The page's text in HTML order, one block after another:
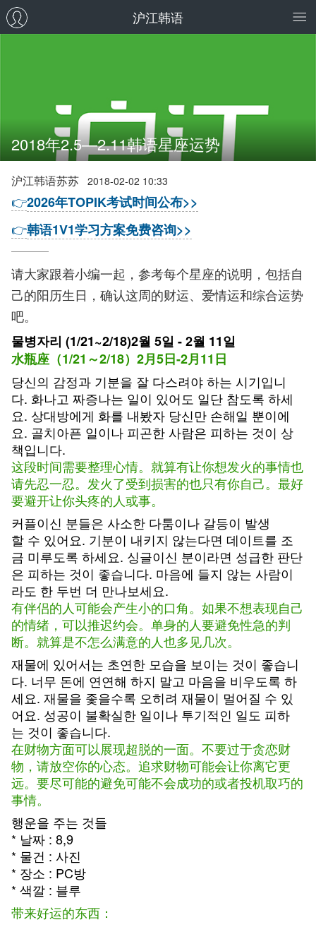
沪江韩语
2018年2.5—2.11韩语星座运势
沪江韩语苏苏 2018-02-02 10:33
👉2026年TOPIK考试时间公布>>
👉韩语1V1学习方案免费咨询>>
请大家跟着小编一起，参考每个星座的说明，包括自
己的阳历生日，确认这周的财运、爱情运和综合运势
吧。
물병자리 (1/21~2/18)2월 5일 - 2월 11일
水瓶座（1/21～2/18）2月5日-2月11日
당신의 감정과 기분을 잘 다스려야 하는 시기입니
다. 화나고 짜증나는 일이 있어도 일단 참도록 하세
요. 상대방에게 화를 내봤자 당신만 손해일 뿐이에
요. 골치아픈 일이나 피곤한 사람은 피하는 것이 상
책입니다.
这段时间需要整理心情。就算有让你想发火的事情也
请先忍一忍。发火了受到损害的也只有你自己。最好
要避开让你头疼的人或事。
커플이신 분들은 사소한 다툼이나 갈등이 발생
할 수 있어요. 기분이 내키지 않는다면 데이트를 조
금 미루도록 하세요. 싱글이신 분이라면 성급한 판단
은 피하는 것이 좋습니다. 마음에 들지 않는 사람이
라도 한 두번 더 만나보세요.
有伴侣的人可能会产生小的口角。如果不想表现自己
的情绪，可以推迟约会。单身的人要避免性急的判
断。就算是不怎么满意的人也多见几次。
재물에 있어서는 초연한 모습을 보이는 것이 좋습니
다. 너무 돈에 연연해 하지 말고 마음을 비우도록 하
세요. 재물을 좇을수록 오히려 재물이 멀어질 수 있
어요. 성공이 불확실한 일이나 투기적인 일도 피하
는 것이 좋습니다.
在财物方面可以展现超脱的一面。不要过于贪恋财
物，请放空你的心态。追求财物可能会让你离它更
远。要尽可能的避免可能不会成功的或者投机取巧的
事情。
행운을 주는 것들
* 날짜 : 8,9
* 물건 : 사진
* 장소 : PC방
* 색깔 : 블루
带来好运的东西：